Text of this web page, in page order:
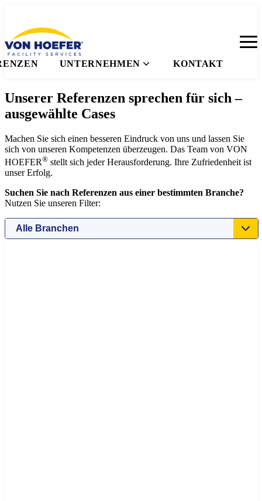
UNTERNEHMEN KONTAKT
Unserer Referenzen sprechen für sich –
ausgewählte Cases
Machen Sie sich einen besseren Eindruck von uns und lassen Sie
sich von unseren Kompetenzen überzeugen. Das Team von VON
HOEFER® stellt sich jeder Herausforderung. Ihre Zufriedenheit ist
unser Erfolg.
Suchen Sie nach Referenzen aus einer bestimmten Branche?
Nutzen Sie unseren Filter: